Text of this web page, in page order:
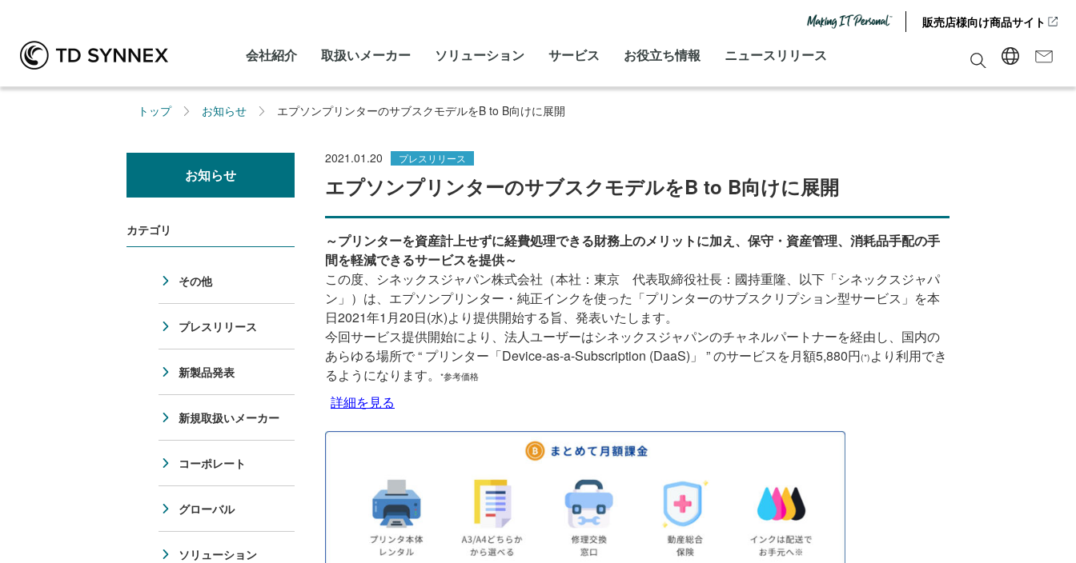
販売店様向け商品サイト
会社紹介 取扱いメーカー ソリューション サービス お役立ち情報 ニュースリリース
トップ お知らせ エプソンプリンターのサブスクモデルをB to B向けに展開
2021.01.20 プレスリリース
エプソンプリンターのサブスクモデルをB to B向けに展開
～プリンターを資産計上せずに経費処理できる財務上のメリットに加え、保守・資産管理、消耗品手配の手
間を軽減できるサービスを提供～
この度、シネックスジャパン株式会社（本社：東京 代表取締役社長：國持重隆、以下「シネックスジャパ
ン」）は、エプソンプリンター・純正インクを使った「プリンターのサブスクリプション型サービス」を本
日2021年1月20日(水)より提供開始する旨、発表いたします。
今回サービス提供開始により、法人ユーザーはシネックスジャパンのチャネルパートナーを経由し、国内の
あらゆる場所で “ プリンター「Device-as-a-Subscription (DaaS)」 ” のサービスを月額5,880円(*) より利用でき
るようになります。
*参考価格
詳細を見る
お知らせ
カテゴリ
その他
プレスリリース
新製品発表
新規取扱いメーカー
コーポレート
グローバル
ソリューション